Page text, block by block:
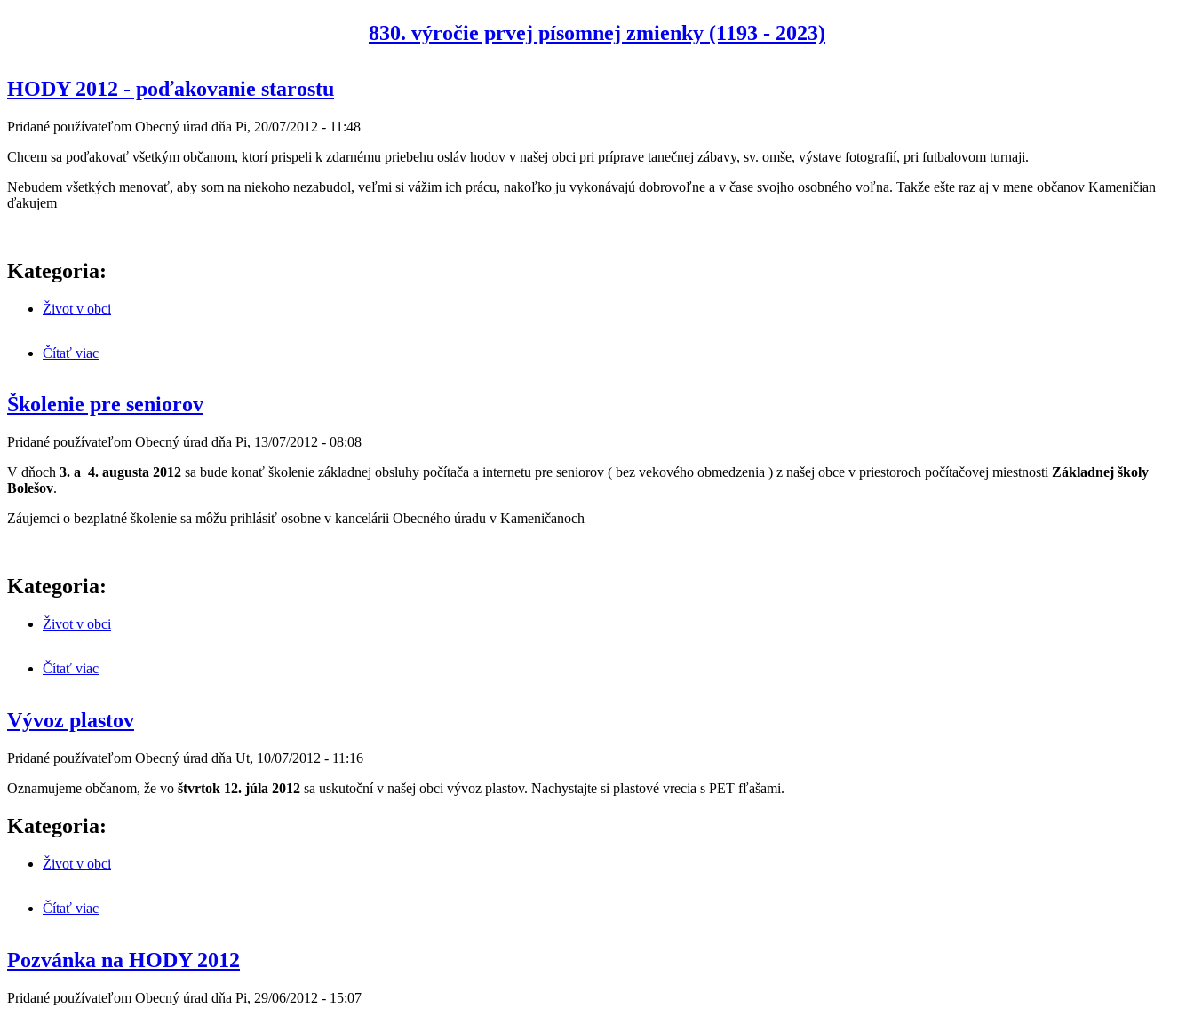
830. výročie prvej písomnej zmienky (1193 - 2023)
HODY 2012 - poďakovanie starostu
Pridané používateľom Obecný úrad dňa Pi, 20/07/2012 - 11:48
Chcem sa poďakovať všetkým občanom, ktorí prispeli k zdarnému priebehu osláv hodov v našej obci pri príprave tanečnej zábavy, sv. omše, výstave fotografií, pri futbalovom turnaji.
Nebudem všetkých menovať, aby som na niekoho nezabudol, veľmi si vážim ich prácu, nakoľko ju vykonávajú dobrovoľne a v čase svojho osobného voľna. Takže ešte raz aj v mene občanov Kameničian
ďakujem
Kategoria:
Život v obci
Čítať viac
Školenie pre seniorov
Pridané používateľom Obecný úrad dňa Pi, 13/07/2012 - 08:08
V dňoch 3. a 4. augusta 2012 sa bude konať školenie základnej obsluhy počítača a internetu pre seniorov ( bez vekového obmedzenia ) z našej obce v priestoroch počítačovej miestnosti Základnej školy
Bolešov.
Záujemci o bezplatné školenie sa môžu prihlásiť osobne v kancelárii Obecného úradu v Kameničanoch
Kategoria:
Život v obci
Čítať viac
Vývoz plastov
Pridané používateľom Obecný úrad dňa Ut, 10/07/2012 - 11:16
Oznamujeme občanom, že vo štvrtok 12. júla 2012 sa uskutoční v našej obci vývoz plastov. Nachystajte si plastové vrecia s PET fľašami.
Kategoria:
Život v obci
Čítať viac
Pozvánka na HODY 2012
Pridané používateľom Obecný úrad dňa Pi, 29/06/2012 - 15:07